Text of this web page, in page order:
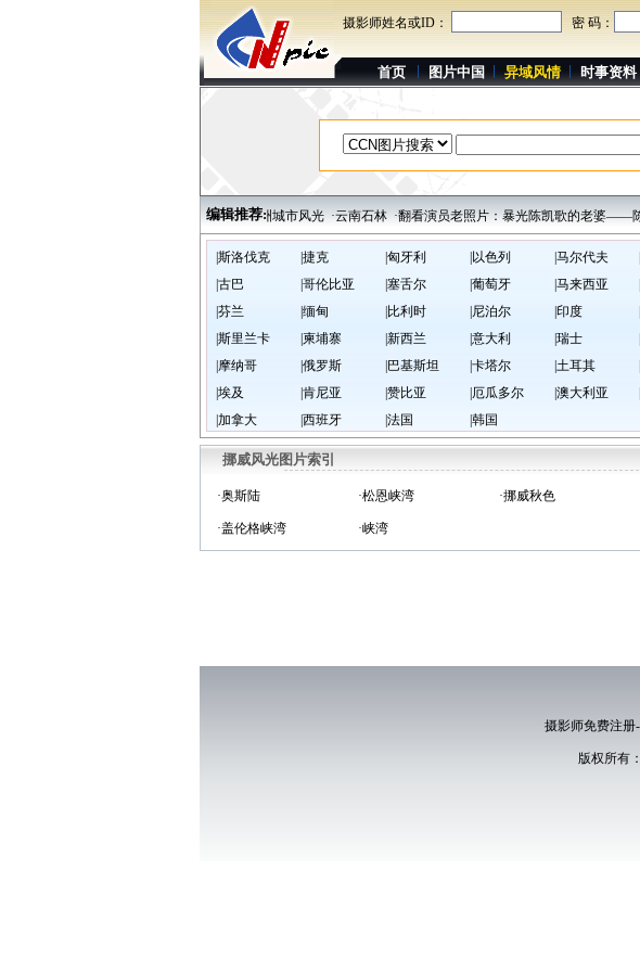
摄影师姓名或ID： 密 码：
首页 图片中国 异域风情 时事资料
编辑推荐:
·湖南株洲城市风光 ·云南石林 ·翻看演员老照片：暴光陈凯歌的老婆——陈
|斯洛伐克 |捷克 |匈牙利 |以色列 |马尔代夫
|古巴
|哥伦比亚 |塞舌尔 |葡萄牙 |马来西亚
|芬兰
|缅甸 |比利时 |尼泊尔 |印度
|斯里兰卡
|柬埔寨 |新西兰 |意大利 |瑞士
|摩纳哥
|俄罗斯 |巴基斯坦 |卡塔尔 |土耳其
|埃及
|肯尼亚 |赞比亚 |厄瓜多尔 |澳大利亚
|加拿大
|西班牙 |法国 |韩国
挪威风光图片索引
·奥斯陆 ·松恩峡湾 ·挪威秋色
·盖伦格峡湾 ·峡湾
摄影师免费注册
版权所有：